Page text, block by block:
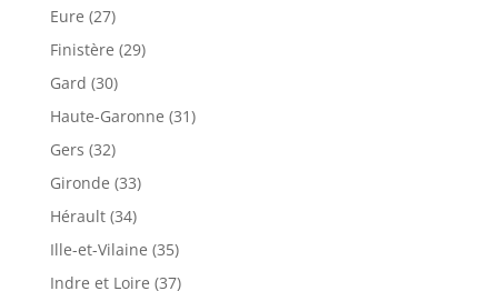
Eure (27)
Finistère (29)
Gard (30)
Haute-Garonne (31)
Gers (32)
Gironde (33)
Hérault (34)
Ille-et-Vilaine (35)
Indre et Loire (37)